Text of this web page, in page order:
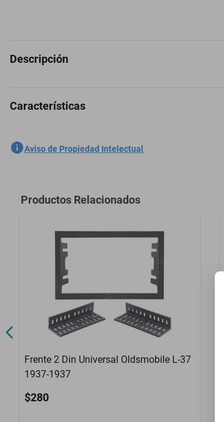
Descripción
5 Plazas Cubreasientos Tela Ford Five 2004-2008 Azul
Características
SKU
Modelo
Aviso de Propiedad Intelectual
Productos Relacionados
Frente 2 Din Universal Oldsmobile L-37
1937-1937
$280